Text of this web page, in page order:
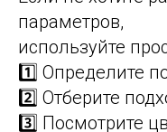
параметров,
используйте
1️⃣ Определите
2️⃣ Отберите
3️⃣ Посмотрите